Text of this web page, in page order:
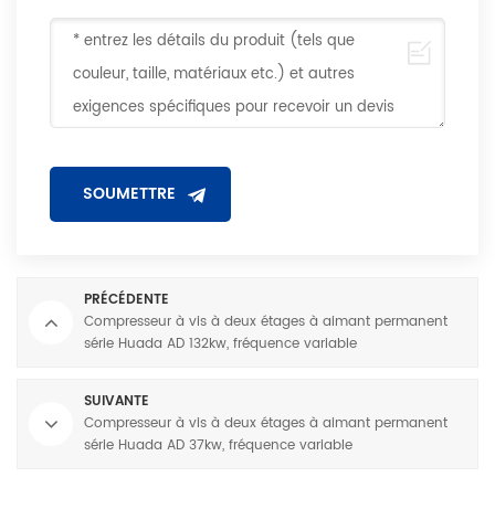
PRÉCÉDENTE
Compresseur à vis à deux étages à aimant permanent
série Huada AD 132kw, fréquence variable
SUIVANTE
Compresseur à vis à deux étages à aimant permanent
série Huada AD 37kw, fréquence variable